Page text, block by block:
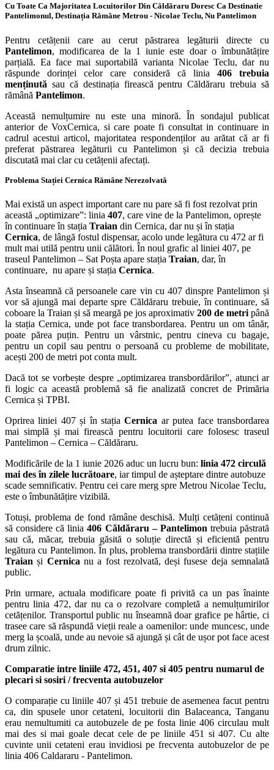
Cu Toate Ca Majoritatea Locuitorilor Din Căldăraru Doresc Ca Destinatie
Pantelimonul, Destinația Rămâne Metrou - Nicolae Teclu, Nu Pantelimon
Pentru cetățenii care au cerut păstrarea legăturii directe cu
Pantelimon, modificarea de la 1 iunie este doar o îmbunătățire
parțială. Ea face mai suportabilă varianta Nicolae Teclu, dar nu
răspunde dorinței celor care consideră că linia 406 trebuia
menținută sau că destinația firească pentru Căldăraru trebuia să
rămână Pantelimon.
Această nemulțumire nu este una minoră. În sondajul publicat
anterior de VoxCernica, si care poate fi consultat in continuare in
cadrul acestui articol, majoritatea respondenților au arătat că ar fi
preferat păstrarea legăturii cu Pantelimon și că decizia trebuia
discutată mai clar cu cetățenii afectați.
Problema Stației Cernica Rămâne Nerezolvată
Mai există un aspect important care nu pare să fi fost rezolvat prin
această „optimizare”: linia 407, care vine de la Pantelimon, oprește
în continuare în stația Traian din Cernica, dar nu și în stația
Cernica, de lângă fostul dispensar, acolo unde legătura cu 472 ar fi
mult mai utilă pentru unii călători. În noul grafic al liniei 407, pe
traseul Pantelimon – Sat Poșta apare stația Traian, dar, în
continuare, nu apare și stația Cernica.
Asta înseamnă că persoanele care vin cu 407 dinspre Pantelimon și
vor să ajungă mai departe spre Căldăraru trebuie, în continuare, să
coboare la Traian și să meargă pe jos aproximativ 200 de metri până
la stația Cernica, unde pot face transbordarea. Pentru un om tânăr,
poate părea puțin. Pentru un vârstnic, pentru cineva cu bagaje,
pentru un copil sau pentru o persoană cu probleme de mobilitate,
acești 200 de metri pot conta mult.
Dacă tot se vorbește despre „optimizarea transbordărilor”, atunci ar
fi logic ca această problemă să fie analizată concret de Primăria
Cernica și TPBI.
Oprirea liniei 407 și în stațiaCernica ar putea face transbordarea
mai simplă și mai firească pentru locuitorii care folosesc traseul
Pantelimon – Cernica – Căldăraru.
Modificările de la 1 iunie 2026 aduc un lucru bun: linia 472 circulă
mai des în zilele lucrătoare, iar timpul de așteptare dintre autobuze
scade semnificativ. Pentru cei care merg spre Metrou Nicolae Teclu,
este o îmbunătățire vizibilă.
Totuși, problema de fond rămâne deschisă. Mulți cetățeni continuă
să considere că linia406 Căldăraru – Pantelimon trebuia păstrată
sau că, măcar, trebuia găsită o soluție directă și eficientă pentru
legătura cu Pantelimon. În plus, problema transbordării dintre stațiile
Traian și Cernica nu a fost rezolvată, deși fusese deja semnalată
public.
Prin urmare, actuala modificare poate fi privită ca un pas înainte
pentru linia 472, dar nu ca o rezolvare completă a nemulțumirilor
cetățenilor. Transportul public nu înseamnă doar grafice pe hârtie, ci
trasee care să răspundă vieții reale a oamenilor: unde muncesc, unde
merg la școală, unde au nevoie să ajungă și cât de ușor pot face acest
drum zilnic.
Comparatie intre liniile 472, 451, 407 si 405 pentru numarul de
plecari si sosiri / frecventa autobuzelor
O comparație cu liniile 407 și 451 trebuie de asemenea facut pentru
ca, din spusele unor cetateni, locuitorii din Balaceanca, Tanganu
erau nemultumiti ca autobuzele de pe fosta linie 406 circulau mult
mai des si mai goale decat cele de pe liniile 451 si 407. Cu alte
cuvinte unii cetateni erau invidiosi pe frecventa autobuzelor de pe
linia 406 Caldararu - Pantelimon.